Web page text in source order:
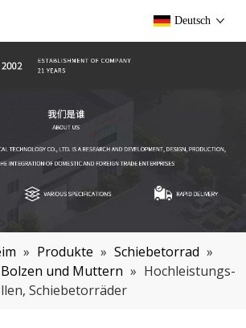
Deutsch
» Produkte » Schiebetorrad »
und Muttern » Hochleistungs-
Schiebetorräder